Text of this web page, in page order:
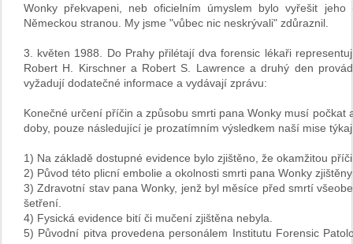
Wonky překvapeni, neb oficielním úmyslem bylo vyřešit
Německou stranou. My jsme "vůbec nic neskrývali" zdůraznil.
3. květen 1988. Do Prahy přilétají dva forensic lékaři
Robert H. Kirschner a Robert S. Lawrence a druhý den
vyžadují dodatečné informace a vydávají zprávu:
Konečné určení příčin a způsobu smrti pana Wonky musí
doby, pouze následující je prozatímním výsledkem naší mise
1) Na základě dostupné evidence bylo zjištěno, že okamžitou
2) Původ této plicní embolie a okolnosti smrti pana Wonky
3) Zdravotní stav pana Wonky, jenž byl měsíce před smrtí
šetření.
4) Fysická evidence bití či mučení zjištěna nebyla.
5) Původní pitva provedena personálem Institutu Forensic